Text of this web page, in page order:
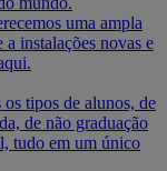
uma ampla
a instalações novas e
tipos de alunos, de
de não graduação
tudo em um único